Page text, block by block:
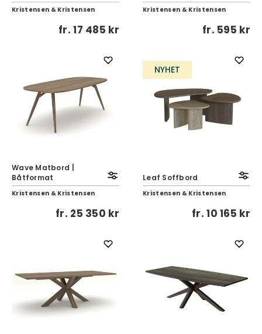
Kristensen & Kristensen
fr.17 485 kr
Kristensen & Kristensen
fr. 595 kr
Wave Matbord |
Båtformat
Kristensen & Kristensen
fr. 25 350 kr
NYHET
Leaf Soffbord
Kristensen & Kristensen
fr.10 165 kr